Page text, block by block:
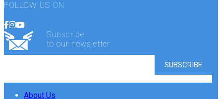
FOLLOW US ON
Subscribe
to our newsletter
About Us